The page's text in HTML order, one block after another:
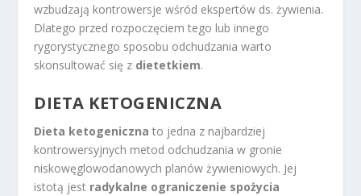
wzbudzają kontrowersje wśród ekspertów ds. żywienia.
Dlatego przed rozpoczęciem tego lub innego
rygorystycznego sposobu odchudzania warto
skonsultować się z dietetkiem.
DIETA KETOGENICZNA
Dieta ketogeniczna to jedna z najbardziej
kontrowersyjnych metod odchudzania w gronie
niskowęglowodanowych planów żywieniowych. Jej
istotą jest radykalne ograniczenie spożycia